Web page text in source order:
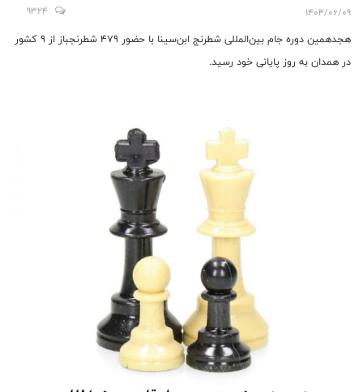
1404/06/09
9324
هجدهمین دوره جام بین‌المللی شطرنج ابن‌سینا با حضور ۴۷۹ شطرنجباز از ۹ کشور
در همدان به روز پایانی خود رسید.